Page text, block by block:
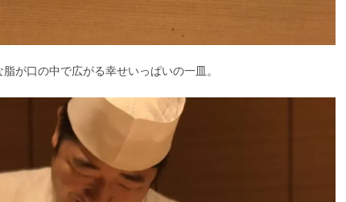
が口の中で広がる幸せいっぱいの一皿。